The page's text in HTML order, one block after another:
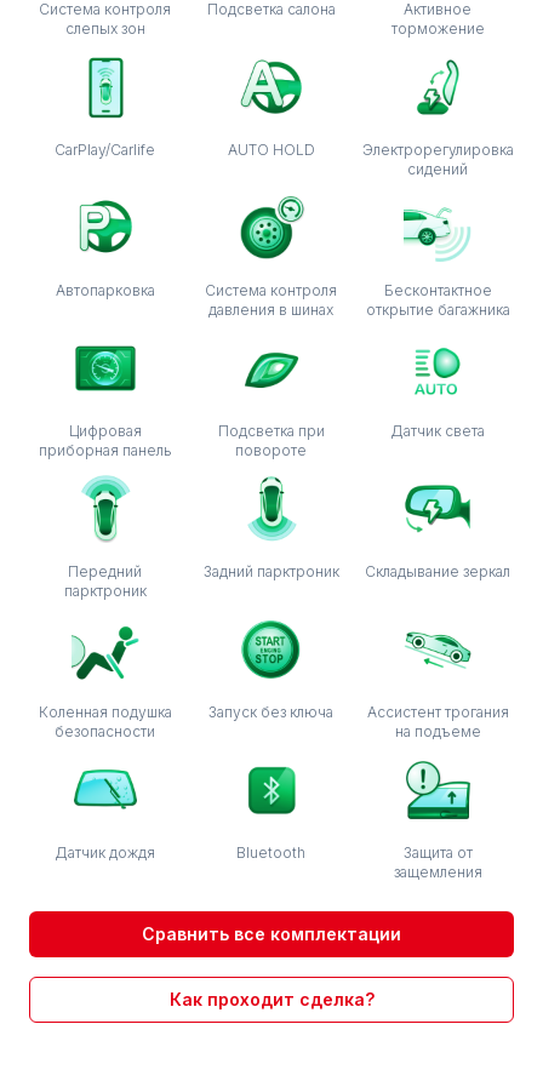
Система контроля
слепых зон
Подсветка салона
Активное
торможение
CarPlay/Carlife AUTO HOLD
Электрорегулировка
сидений
Автопарковка
Система контроля
давления в шинах
Бесконтактное
открытие багажника
Цифровая
приборная панель
Подсветка при
повороте
Датчик света
Передний
парктроник
Задний парктроник Складывание зеркал
Коленная подушка
безопасности
Запуск без ключа
Ассистент трогания
на подъеме
Датчик дождя Bluetooth
Защита от
защемления
Сравнить все комплектации
Как проходит сделка?